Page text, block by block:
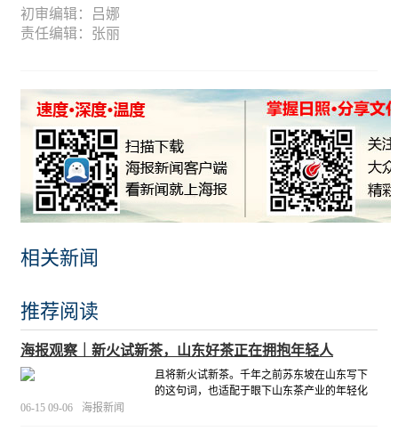
初审编辑：吕娜
责任编辑：张丽
相关新闻
推荐阅读
海报观察｜新火试新茶，山东好茶正在拥抱年轻人
且将新火试新茶。千年之前苏东坡在山东写下
的这句词，也适配于眼下山东茶产业的年轻化
06-15 09-06 海报新闻